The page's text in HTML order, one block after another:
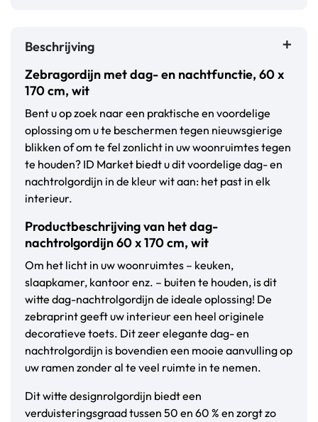
Beschrijving
Zebragordijn met dag- en nachtfunctie, 60 x
170 cm, wit
Bent u op zoek naar een praktische en voordelige
oplossing om u te beschermen tegen nieuwsgierige
blikken of om te fel zonlicht in uw woonruimtes tegen
te houden? ID Market biedt u dit voordelige dag- en
nachtrolgordijn in de kleur wit aan: het past in elk
interieur.
Productbeschrijving van het dag-
nachtrolgordijn 60 x 170 cm, wit
Om het licht in uw woonruimtes – keuken,
slaapkamer, kantoor enz. – buiten te houden, is dit
witte dag-nachtrolgordijn de ideale oplossing! De
zebraprint geeft uw interieur een heel originele
decoratieve toets. Dit zeer elegante dag- en
nachtrolgordijn is bovendien een mooie aanvulling op
uw ramen zonder al te veel ruimte in te nemen.
Dit witte designrolgordijn biedt een
verduisteringsgraad tussen 50 en 60 % en zorgt zo